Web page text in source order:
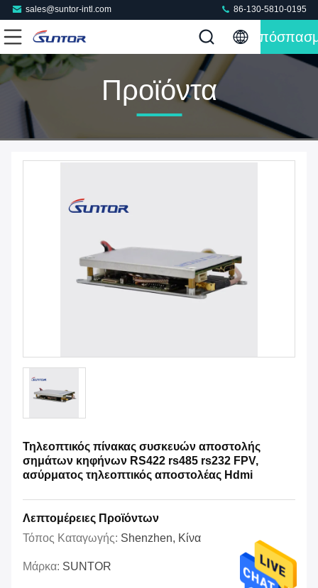
sales@suntor-intl.com 86-130-5810-0195
Προϊόντα
Τηλεοπτικός πίνακας συσκευών αποστολής
σημάτων κηφήνων RS422 rs485 rs232 FPV,
ασύρματος τηλεοπτικός αποστολέας Hdmi
Λεπτομέρειες Προϊόντων
Τόπος Καταγωγής: Shenzhen, Κίνα
Μάρκα: SUNTOR